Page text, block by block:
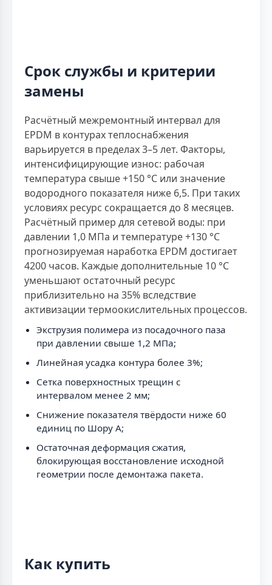
Срок службы и критерии
замены
Расчётный межремонтный интервал для
EPDM в контурах теплоснабжения
варьируется в пределах 3–5 лет. Факторы,
интенсифицирующие износ: рабочая
температура свыше +150 °С или значение
водородного показателя ниже 6,5. При таких
условиях ресурс сокращается до 8 месяцев.
Расчётный пример для сетевой воды: при
давлении 1,0 МПа и температуре +130 °С
прогнозируемая наработка EPDM достигает
4200 часов. Каждые дополнительные 10 °С
уменьшают остаточный ресурс
приблизительно на 35% вследствие
активизации термоокислительных процессов.
Экструзия полимера из посадочного паза
при давлении свыше 1,2 МПа;
Линейная усадка контура более 3%;
Сетка поверхностных трещин с
интервалом менее 2 мм;
Снижение показателя твёрдости ниже 60
единиц по Шору А;
Остаточная деформация сжатия,
блокирующая восстановление исходной
геометрии после демонтажа пакета.
Как купить